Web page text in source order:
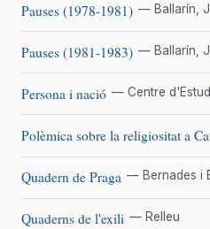
Pauses (1978-1981) — Ballarín,
Pauses (1981-1983) — Ballarín,
Persona i nació — Centre
Polèmica sobre la religiositat a
Quadern de Praga — Bernades i
Quaderns de l'exili — Relleu